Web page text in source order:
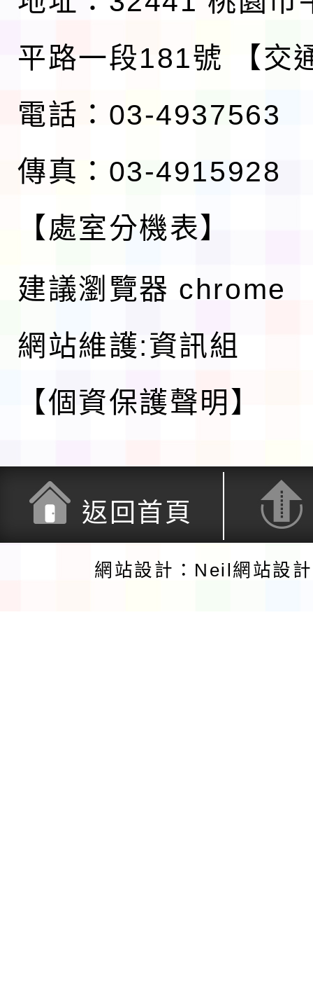
平路一段181號
【交
電話：03-4937563
傳真：03-4915928
【處室分機表】
建議瀏覽器 chrome
網站維護:資訊組
【個資保護聲明】
返回首頁
網站設計：Neil網站設